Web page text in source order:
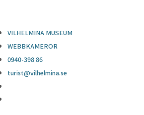
VILHELMINA MUSEUM
WEBBKAMEROR
0940-398 86
turist@vilhelmina.se